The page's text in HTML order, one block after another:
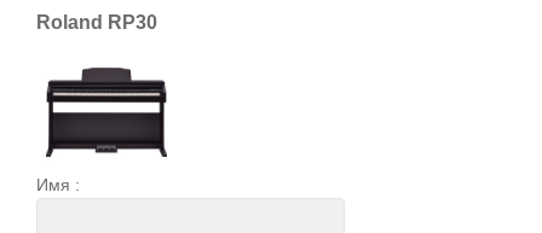
Roland RP30
Имя :